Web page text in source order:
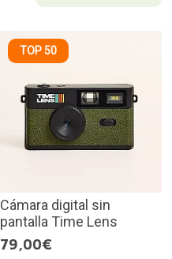
TOP 50
Cámara digital sin
pantalla Time Lens
79,00€